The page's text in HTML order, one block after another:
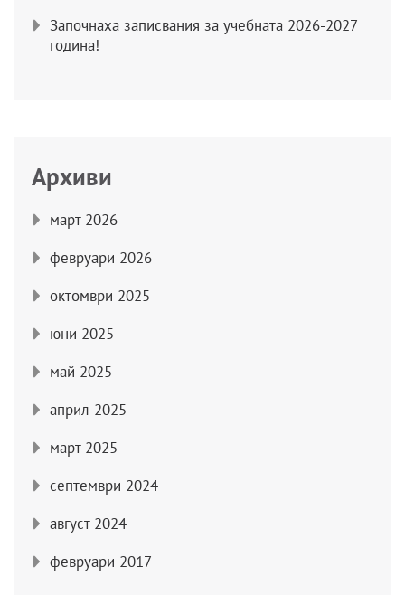
Започнаха записвания за учебната 2026-2027
година!
Архиви
март 2026
февруари 2026
октомври 2025
юни 2025
май 2025
април 2025
март 2025
септември 2024
август 2024
февруари 2017